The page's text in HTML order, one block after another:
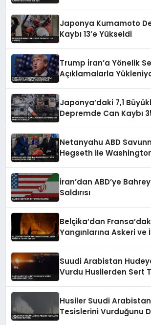
Japonya Kumamoto
Kaybı 13’e Yükseldi
Trump İran’a Yönelik
Açıklamalarla
Japonya’daki 7,1
Depremde Can Kaybı
Netanyahu ABD
Hegseth ile
İran’dan ABD’ye
Saldırısı
Belçika’dan
Yangınlarına Askeri
Suudi Arabistan
Vurdu Husilerden Sert
Husiler Suudi
Tesislerini Vurduğunu